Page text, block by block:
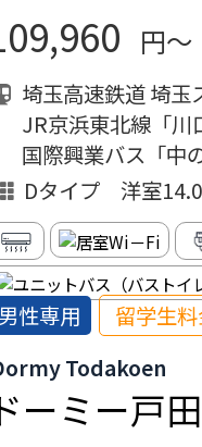
円～
埼玉高速鉄道 埼
JR京浜東北線「
国際興業バス「中
Dタイプ 洋室
性専用
留学生
Todakoen
ーミー戸